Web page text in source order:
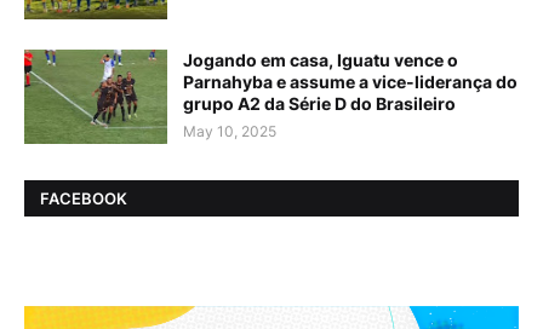
Jogando em casa, Iguatu vence o
Parnahyba e assume a vice-liderança do
grupo A2 da Série D do Brasileiro
May 10, 2025
FACEBOOK